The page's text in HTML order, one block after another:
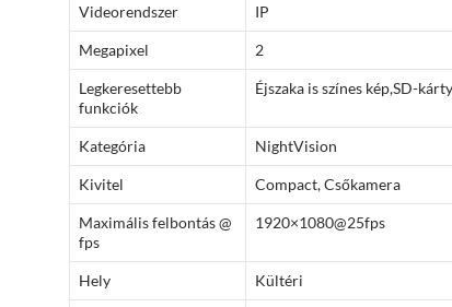
Videorendszer IP
Megapixel 2
Legkeresettebb
funkciók
Éjszaka is színes kép,SD-
Kategória NightVision
Kivitel Compact, Csőkamera
Maximális felbontás @
fps
1920×1080@25fps
Hely Kültéri